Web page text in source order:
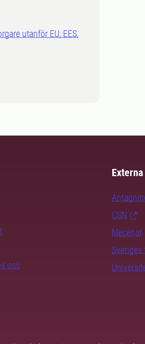
utanför EU, EES,
oss
CSN
Mecenat
Sveriges